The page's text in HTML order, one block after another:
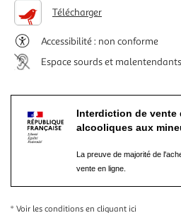
Télécharger
Accessibilité : non conforme
Espace sourds et malentendants
Interdiction de vente
alcooliques aux
La preuve de majorité de
vente en ligne.
* Voir les conditions en cliquant ici